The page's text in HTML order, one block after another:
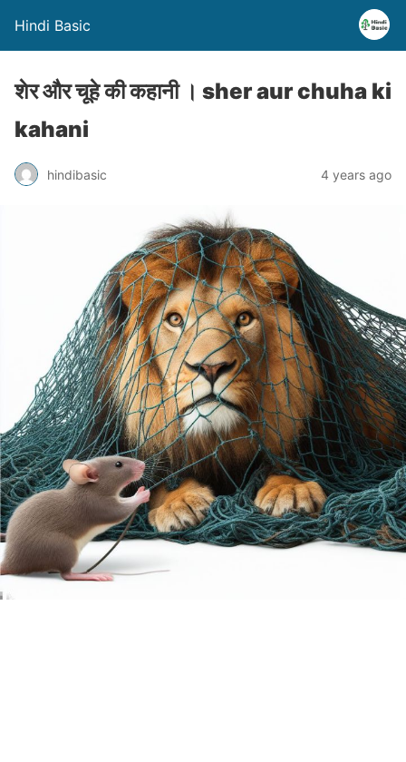
Hindi Basic
शेर और चूहे की कहानी । sher aur chuha ki
kahani
hindibasic 4 years ago